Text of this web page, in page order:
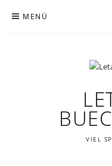
Inhalt MENÜ
VIEL